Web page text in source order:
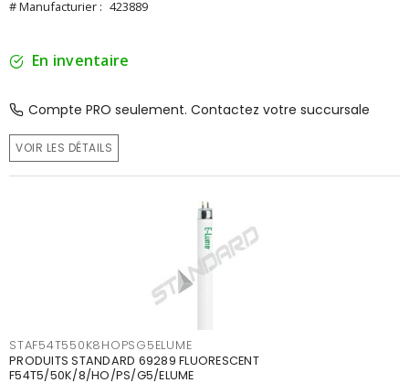
# Manufacturier : 423889
En inventaire
Compte PRO seulement. Contactez votre succursale
VOIR LES DÉTAILS
STAF54T550K8HOPSG5ELUME
PRODUITS STANDARD 69289 FLUORESCENT
F54T5/50K/8/HO/PS/G5/ELUME